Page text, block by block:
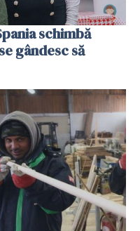
schimbă
gândesc să